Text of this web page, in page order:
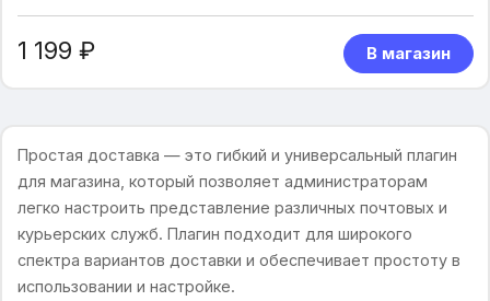
1 199 ₽ В магазин
Простая доставка — это гибкий и универсальный плагин
для магазина, который позволяет администраторам
легко настроить представление различных почтовых и
курьерских служб. Плагин подходит для широкого
спектра вариантов доставки и обеспечивает простоту в
использовании и настройке.